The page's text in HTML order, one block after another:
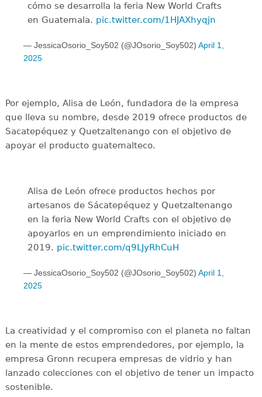
cómo se desarrolla la feria New World Crafts
en Guatemala. pic.twitter.com/1HJAXhyqjn
— JessicaOsorio_Soy502 (@JOsorio_Soy502) April 1,
2025
Por ejemplo, Alisa de León, fundadora de la empresa
que lleva su nombre, desde 2019 ofrece productos de
Sacatepéquez y Quetzaltenango con el objetivo de
apoyar el producto guatemalteco.
Alisa de León ofrece productos hechos por
artesanos de Sácatepéquez y Quetzaltenango
en la feria New World Crafts con el objetivo de
apoyarlos en un emprendimiento iniciado en
2019. pic.twitter.com/q9LJyRhCuH
— JessicaOsorio_Soy502 (@JOsorio_Soy502) April 1,
2025
La creatividad y el compromiso con el planeta no faltan
en la mente de estos emprendedores, por ejemplo, la
empresa Gronn recupera empresas de vidrio y han
lanzado colecciones con el objetivo de tener un impacto
sostenible.